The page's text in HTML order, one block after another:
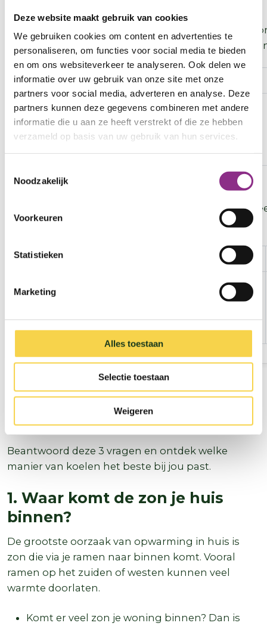
Deze website maakt gebruik van cookies
We gebruiken cookies om content en advertenties te
personaliseren, om functies voor social media te bieden
en om ons websiteverkeer te analyseren. Ook delen we
informatie over uw gebruik van onze site met onze
partners voor social media, adverteren en analyse. Deze
partners kunnen deze gegevens combineren met andere
informatie die u aan ze heeft verstrekt of die ze hebben
verzameld op basis van uw gebruik van hun services.
Noodzakelijk
Voorkeuren
Statistieken
Marketing
Alles toestaan
Selectie toestaan
Weigeren
6. Ventilator
Een ventilator zorgt voor luchtverplaatsing en
stroom dan een airco. Zo blijf je koel zonder hoge
Voordelen Nadelen Effect
Goedkoop, laag
stroomgebruik,
direct comfort
Koelt de
kamer niet
echt, werkt
vooral dichtbij
Laag–
midden
(gevoel)
Actief koelen: onttrekt warmte aan binnenlucht;
ook verwarmen.
Voordelen Effect
sterk koel,
comfort
op het net
Hoog
Keuzehulp: je huis koel
houden
Beantwoord deze 3 vragen en ontdek welke
manier van koelen het beste bij jou past.
1. Waar komt de zon je huis
binnen?
De grootste oorzaak van opwarming in huis is
zon die via je ramen naar binnen komt. Vooral
ramen op het zuiden of westen kunnen veel
warmte doorlaten.
Komt er veel zon je woning binnen? Dan is